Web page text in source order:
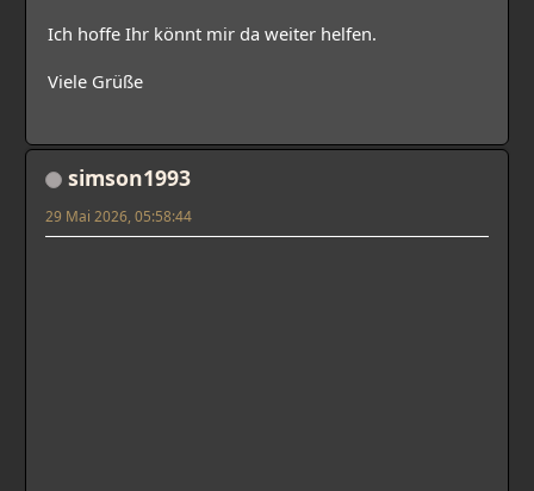
Ich hoffe Ihr könnt mir da weiter helfen.
Viele Grüße
simson1993
29 Mai 2026, 05:58:44